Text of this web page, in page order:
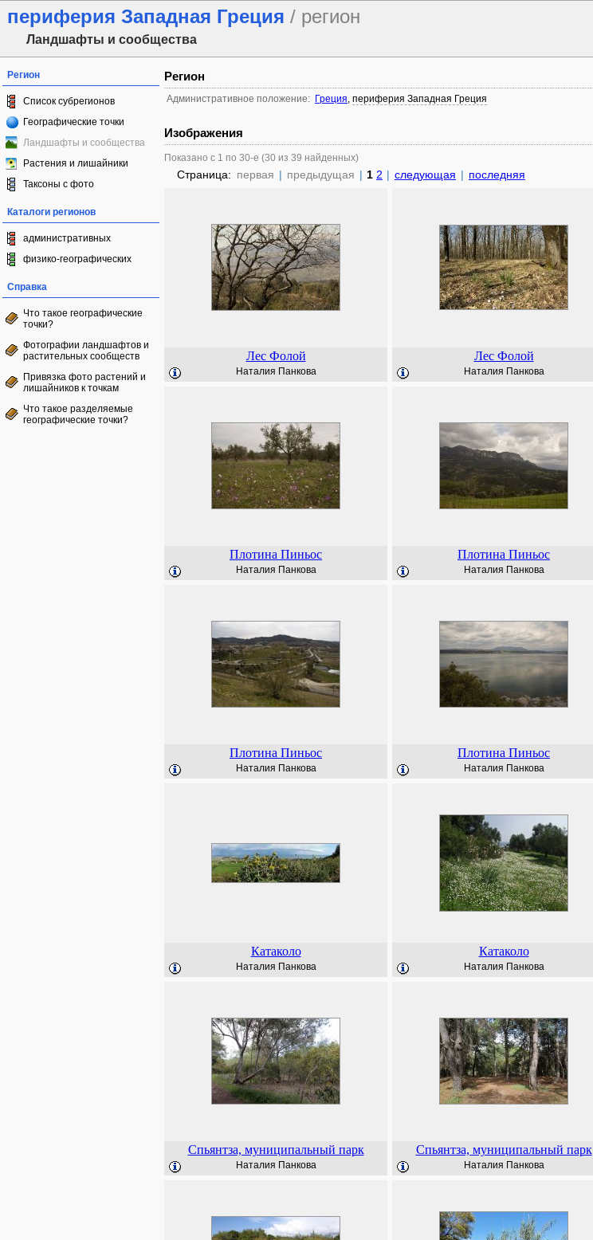
периферия Западная Греция / регион
Ландшафты и сообщества
Регион
Список субрегионов
Географические точки
Ландшафты и сообщества
Растения и лишайники
Таксоны с фото
Каталоги регионов
административных
физико-географических
Справка
Что такое географические
точки?
Фотографии ландшафтов и
растительных сообществ
Привязка фото растений и
лишайников к точкам
Что такое разделяемые
географические точки?
Регион
Административное положение: Греция, периферия Западная Греция
Изображения
Показано с 1 по 30-е (30 из 39 найденных)
Страница: первая | предыдущая | 1 2 | следующая | последняя
Лес Фолой
Наталия Панкова
Лес Фолой
Наталия Панкова
Плотина Пиньос
Наталия Панкова
Плотина Пиньос
Наталия Панкова
Плотина Пиньос
Наталия Панкова
Плотина Пиньос
Наталия Панкова
Катаколо
Наталия Панкова
Катаколо
Наталия Панкова
Спьянтза, муниципальный парк
Наталия Панкова
Спьянтза, муниципальный парк
Наталия Панкова